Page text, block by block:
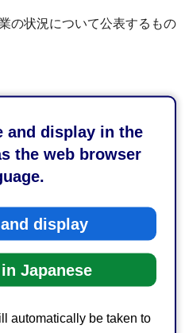
and display in the
the web browser
display
Japanese
automatically be taken to
の状況について公表するもの
め、環境共生課に事務局を
のほか、事業について必要
。
から施行する。